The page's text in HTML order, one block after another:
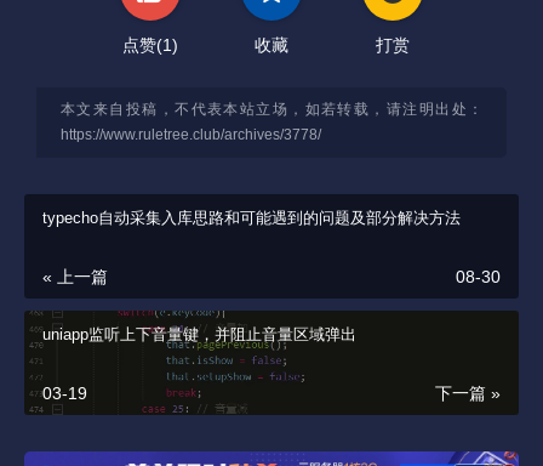
点赞(1) 收藏 打赏
本文来自投稿，不代表本站立场，如若转载，请注明出处：
https://www.ruletree.club/archives/3778/
typecho自动采集入库思路和可能遇到的问题及部分解决方法
« 上一篇 08-30
uniapp监听上下音量键，并阻止音量区域弹出
下一篇 »
03-19